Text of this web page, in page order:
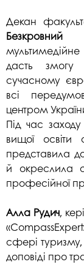
Декан
Безкровний
дасть змогу
сучасному
всі
центром
Під час
вищої освіти
представила
й окреслила
професійної
Алла Рудич,
сфері туризму,
доповіді про